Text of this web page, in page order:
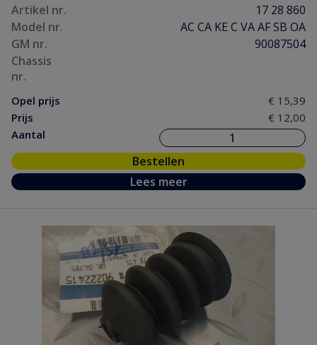
Artikel nr.
17 28 860
Model nr.
AC CA KE C VA AF SB OA
GM nr.
90087504
Chassis
nr.
Opel prijs
€ 15,39
Prijs
€ 12,00
Aantal
Bestellen
Lees meer